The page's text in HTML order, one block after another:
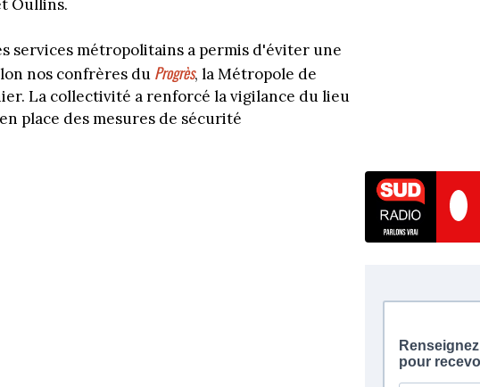
Oullins.
services métropolitains a permis d'éviter une
nos confrères du Progrès, la Métropole de
La collectivité a renforcé la vigilance du lieu
place des mesures de sécurité